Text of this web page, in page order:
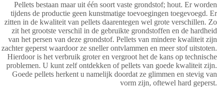
Pellets bestaan maar uit één soort vaste grondstof; hout. Er worden
tijdens de productie geen kunstmatige toevoegingen toegevoegd. Er
zitten in de kwaliteit van pellets daarentegen wel grote verschillen. Zo
zit het grootste verschil in de gebruikte grondstoffen en de hardheid
van het persen van deze grondstof. Pellets van mindere kwaliteit zijn
zachter geperst waardoor ze sneller ontvlammen en meer stof uitstoten.
Hierdoor is het verbruik groter en vergroot het de kans op technische
problemen. U kunt zelf ontdekken of pellets van goede kwaliteit zijn.
Goede pellets herkent u namelijk doordat ze glimmen en stevig van
vorm zijn, oftewel hard geperst.